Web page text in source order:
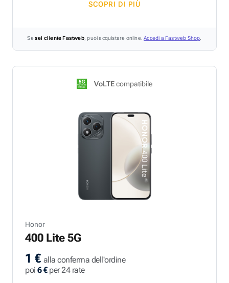
SCOPRI DI PIÙ
Sesei cliente Fastweb, puoi acquistare online.Accedi a Fastweb Shop
VoLTEcompatibile
Honor
400 Lite 5G
1 € alla conferma dell'ordine
poi 6 €per 24 rate